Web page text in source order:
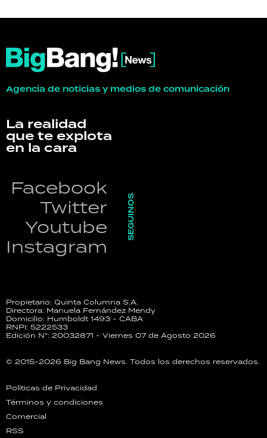
Agencia de noticias y medios de comunicación
La realidad
que te explota
en la cara
Facebook
Twitter
Youtube
Instagram
SEGUINOS
Propietario: Quinta Columna S.A.
Directora: Manuela Fernández Mendy
Domicilio: Humboldt 1493 - CABA
RNPI: 5222533
Edición N°: 20032871 - Viernes 07 de Agosto 2026
© 2015-2026 Big Bang News. Todos los derechos reservados.
Políticas de Privacidad
Términos y condiciones
Comercial
RSS